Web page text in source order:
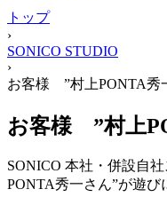
キ
ッ
プ
トップ
›
SONICO STUDIO
›
お客様 ”村上PONTA秀
お客様 ”村上
SONICO 本社・併設自
PONTA秀一さん”が遊び